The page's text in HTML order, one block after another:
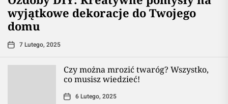
wyjątkowe dekoracje do Twojego
domu
7 Lutego, 2025
Czy można mrozić twaróg? Wszystko,
co musisz wiedzieć!
6 Lutego, 2025